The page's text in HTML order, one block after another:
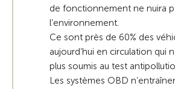
de fonctionnement ne nuira
l’environnement.
Ce sont près de 60% des
aujourd’hui en circulation qui
plus soumis au test
Les systèmes OBD